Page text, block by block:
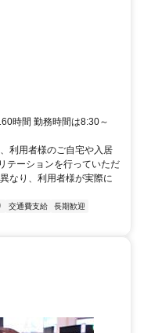
時間 勤務時間は8:30～
利用者様のご自宅や入居
テーションを行っていただ
なり、利用者様が実際に
交通費支給
長期歓迎